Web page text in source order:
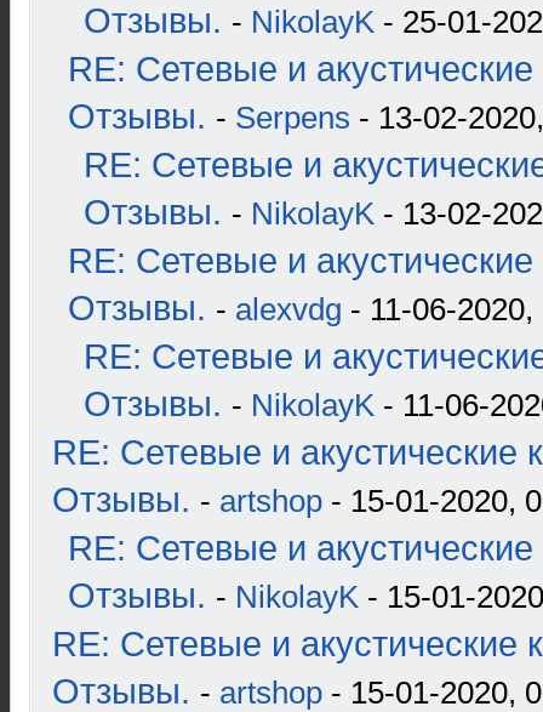
Отзывы. - NikolayK - 25-01-
RE: Сетевые и
Отзывы. - Serpens - 13-02-
RE: Сетевые и
Отзывы. - NikolayK - 13-02-
RE: Сетевые и
Отзывы. - alexvdg - 11-06-2020,
RE: Сетевые и
Отзывы. - NikolayK - 11-06-
RE: Сетевые и акустические
Отзывы. - artshop - 15-01-2020,
RE: Сетевые и
Отзывы. - NikolayK - 15-01-
RE: Сетевые и акустические
Отзывы. - artshop - 15-01-2020,